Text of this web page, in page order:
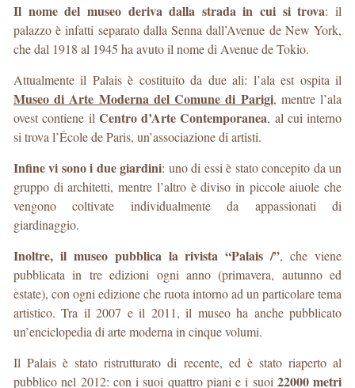
Il nome del museo deriva dalla strada in cui si trova: il
palazzo è infatti separato dalla Senna dall’Avenue de New York,
che dal 1918 al 1945 ha avuto il nome di Avenue de Tokio.
Attualmente il Palais è costituito da due ali: l’ala est ospita il
Museo di Arte Moderna del Comune di Parigi, mentre l’ala
ovest contiene il Centro d’Arte Contemporanea, al cui interno
si trova l’École de Paris, un’associazione di artisti.
Infine vi sono i due giardini: uno di essi è stato concepito da un
gruppo di architetti, mentre l’altro è diviso in piccole aiuole che
vengono coltivate individualmente da appassionati di
giardinaggio.
Inoltre, il museo pubblica la rivista “Palais /”, che viene
pubblicata in tre edizioni ogni anno (primavera, autunno ed
estate), con ogni edizione che ruota intorno ad un particolare tema
artistico. Tra il 2007 e il 2011, il museo ha anche pubblicato
un’enciclopedia di arte moderna in cinque volumi.
Il Palais è stato ristrutturato di recente, ed è stato riaperto al
pubblico nel 2012: con i suoi quattro piani e i suoi 22000 metri